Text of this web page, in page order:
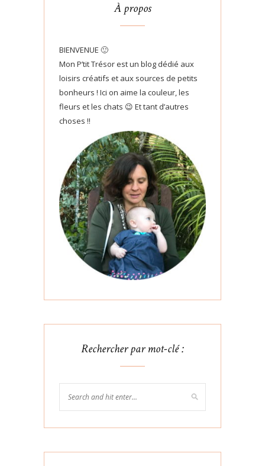
À propos
BIENVENUE 🙂
Mon P’tit Trésor est un blog dédié aux
loisirs créatifs et aux sources de petits
bonheurs ! Ici on aime la couleur, les
fleurs et les chats 😉 Et tant d’autres
choses !!
Rechercher par mot-clé :